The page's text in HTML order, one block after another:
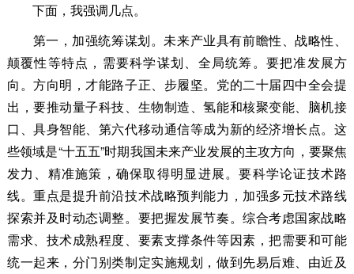
下面，我强调几点。
第一，加强统筹谋划。未来产业具有前瞻性、战略性、
颠覆性等特点，需要科学谋划、全局统筹。要把准发展方
向。方向明，才能路子正、步履坚。党的二十届四中全会提
出，要推动量子科技、生物制造、氢能和核聚变能、脑机接
口、具身智能、第六代移动通信等成为新的经济增长点。这
些领域是“十五五”时期我国未来产业发展的主攻方向，要聚焦
发力、精准施策，确保取得明显进展。要科学论证技术路
线。重点是提升前沿技术战略预判能力，加强多元技术路线
探索并及时动态调整。要把握发展节奏。综合考虑国家战略
需求、技术成熟程度、要素支撑条件等因素，把需要和可能
统一起来，分门别类制定实施规划，做到先易后难、由近及